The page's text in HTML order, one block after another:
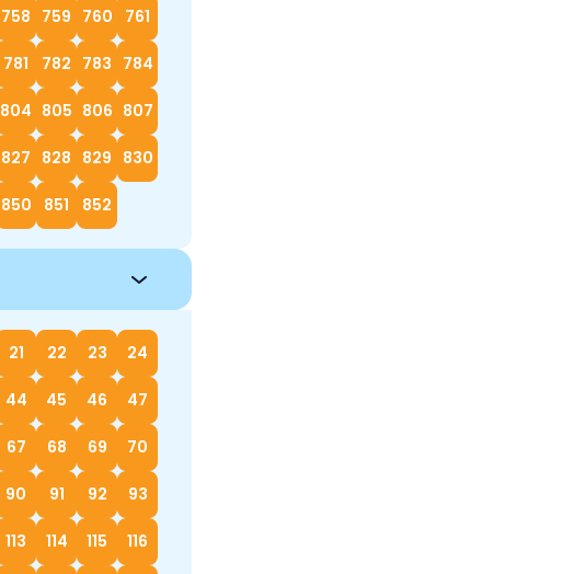
758 759 760 761
781 782 783 784
804 805 806 807
827 828 829 830
850 851 852
21 22 23 24
44 45 46 47
67 68 69 70
90 91 92 93
113 114 115 116